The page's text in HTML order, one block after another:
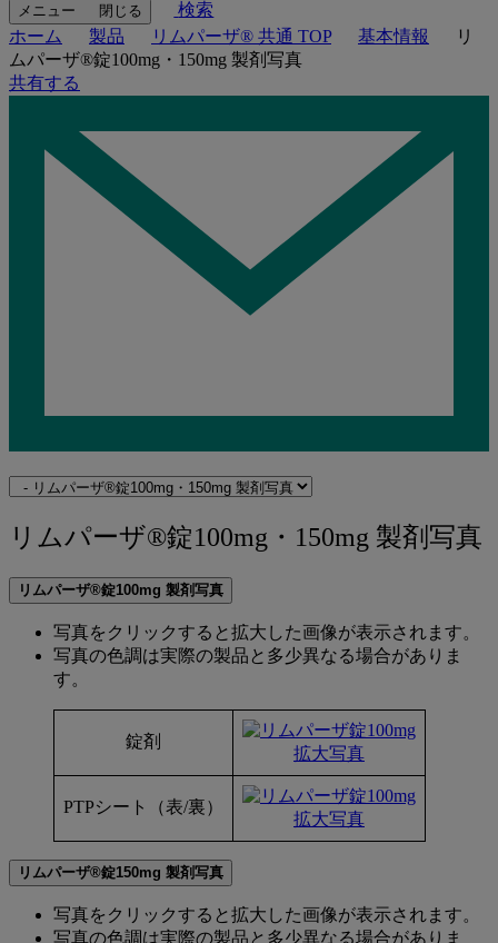
メニュー 閉じる
検索
ホーム
製品 リムパーザ® 共通 TOP 基本情報
リ
ムパーザ®錠100mg・150mg 製剤写真
共有する
Navigate
関
連
ー
リ
ム
パ
100mg・
150mg
剤
リムパーザ®錠100mg・150mg 製剤写真
リムパーザ®錠100mg 製剤写真
写真をクリックすると拡大した画像が表示されます。
写真の色調は実際の製品と多少異なる場合がありま
す。
錠剤
拡大写真
PTPシート（表/裏）
拡大写真
リムパーザ®錠150mg 製剤写真
写真をクリックすると拡大した画像が表示されます。
写真の色調は実際の製品と多少異なる場合がありま